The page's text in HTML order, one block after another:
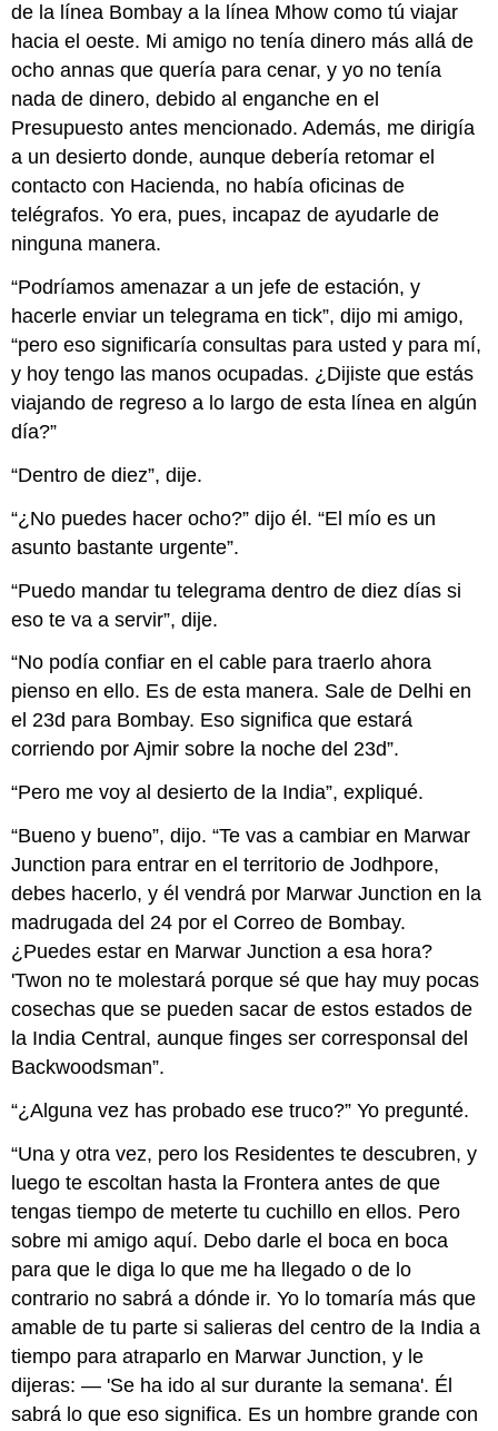
de la línea Bombay a la línea Mhow como tú viajar
hacia el oeste. Mi amigo no tenía dinero más allá de
ocho annas que quería para cenar, y yo no tenía
nada de dinero, debido al enganche en el
Presupuesto antes mencionado. Además, me dirigía
a un desierto donde, aunque debería retomar el
contacto con Hacienda, no había oficinas de
telégrafos. Yo era, pues, incapaz de ayudarle de
ninguna manera.
“Podríamos amenazar a un jefe de estación, y
hacerle enviar un telegrama en tick”, dijo mi amigo,
“pero eso significaría consultas para usted y para mí,
y hoy tengo las manos ocupadas. ¿Dijiste que estás
viajando de regreso a lo largo de esta línea en algún
día?”
“Dentro de diez”, dije.
“¿No puedes hacer ocho?” dijo él. “El mío es un
asunto bastante urgente”.
“Puedo mandar tu telegrama dentro de diez días si
eso te va a servir”, dije.
“No podía confiar en el cable para traerlo ahora
pienso en ello. Es de esta manera. Sale de Delhi en
el 23d para Bombay. Eso significa que estará
corriendo por Ajmir sobre la noche del 23d”.
“Pero me voy al desierto de la India”, expliqué.
“Bueno y bueno”, dijo. “Te vas a cambiar en Marwar
Junction para entrar en el territorio de Jodhpore,
debes hacerlo, y él vendrá por Marwar Junction en la
madrugada del 24 por el Correo de Bombay.
¿Puedes estar en Marwar Junction a esa hora?
'Twon no te molestará porque sé que hay muy pocas
cosechas que se pueden sacar de estos estados de
la India Central, aunque finges ser corresponsal del
Backwoodsman”.
“¿Alguna vez has probado ese truco?” Yo pregunté.
“Una y otra vez, pero los Residentes te descubren, y
luego te escoltan hasta la Frontera antes de que
tengas tiempo de meterte tu cuchillo en ellos. Pero
sobre mi amigo aquí. Debo darle el boca en boca
para que le diga lo que me ha llegado o de lo
contrario no sabrá a dónde ir. Yo lo tomaría más que
amable de tu parte si salieras del centro de la India a
tiempo para atraparlo en Marwar Junction, y le
dijeras: — 'Se ha ido al sur durante la semana'. Él
sabrá lo que eso significa. Es un hombre grande con